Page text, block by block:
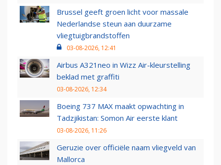
Brussel geeft groen licht voor massale
Nederlandse steun aan duurzame
vliegtuigbrandstoffen
03-08-2026, 12:41
Airbus A321neo in Wizz Air-kleurstelling
beklad met graffiti
03-08-2026, 12:34
Boeing 737 MAX maakt opwachting in
Tadzjikistan: Somon Air eerste klant
03-08-2026, 11:26
Geruzie over officiële naam vliegveld van
Mallorca